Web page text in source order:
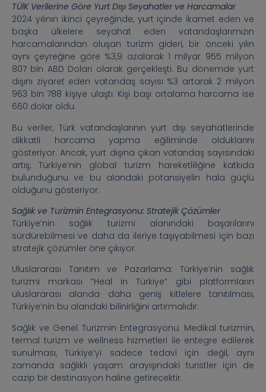
TÜİK Verilerine Göre Yurt Dışı Seyahatler ve Harcamalar
2024 yılının ikinci çeyreğinde, yurt içinde ikamet eden ve
başka ülkelere seyahat eden vatandaşlarımızın
harcamalarından oluşan turizm gideri, bir önceki yılın
aynı çeyreğine göre %3,9 azalarak 1 milyar 955 milyon
807 bin ABD Doları olarak gerçekleşti. Bu dönemde yurt
dışını ziyaret eden vatandaş sayısı %3 artarak 2 milyon
963 bin 788 kişiye ulaştı. Kişi başı ortalama harcama ise
660 dolar oldu.
Bu veriler, Türk vatandaşlarının yurt dışı seyahatlerinde
dikkatli harcama yapma eğiliminde olduklarını
gösteriyor. Ancak, yurt dışına çıkan vatandaş sayısındaki
artış, Türkiye’nin global turizm hareketliliğine katkıda
bulunduğunu ve bu alandaki potansiyelin hala güçlü
olduğunu gösteriyor.
Sağlık ve Turizmin Entegrasyonu: Stratejik Çözümler
Türkiye’nin sağlık turizmi alanındaki başarılarını
sürdürebilmesi ve daha da ileriye taşıyabilmesi için bazı
stratejik çözümler öne çıkıyor:
Uluslararası Tanıtım ve Pazarlama: Türkiye’nin sağlık
turizmi markası “Heal in Türkiye” gibi platformların
uluslararası alanda daha geniş kitlelere tanıtılması,
Türkiye’nin bu alandaki bilinirliğini artırmalıdır.
Sağlık ve Genel Turizmin Entegrasyonu: Medikal turizmin,
termal turizm ve wellness hizmetleri ile entegre edilerek
sunulması, Türkiye’yi sadece tedavi için değil, aynı
zamanda sağlıklı yaşam arayışındaki turistler için de
cazip bir destinasyon haline getirecektir.